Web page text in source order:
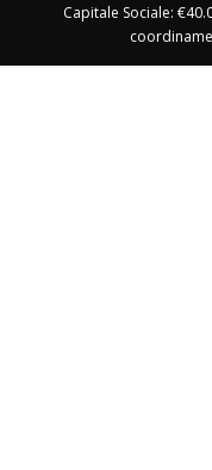
Capitale Sociale: